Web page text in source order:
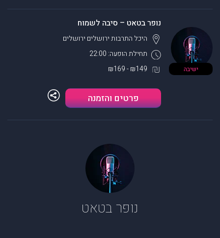
ישיבה
נופר בטאט – סיבה לשמוח
תחילת הופעה: 22:00
היכל התרבות ירושלים ירושלים
₪149 - ₪169
פרטים והזמנה
נופר בטאט